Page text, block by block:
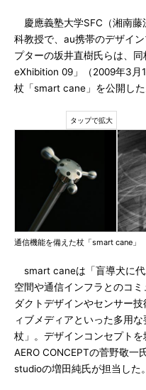
慶應義塾大学SFC（湘南藤
科教授で、au携帯のデザイ
プターの坂井直樹氏らは、
eXhibition 09」（2009年3月
杖「smart cane」を公開した
通信機能を備えた杖「smart cane」
smart caneは「盲導犬に代
空間や通信インフラとのコ
ダクトデザインやセンサー
ィブメディアといった多用
杖」。デザインコンセプト
AERO CONCEPTの菅野敬一
studioの増田純氏が担当した。